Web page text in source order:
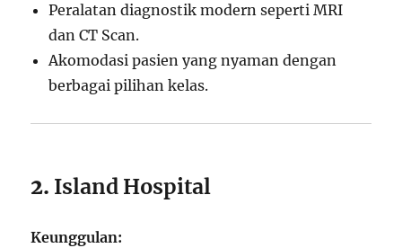
Peralatan diagnostik modern seperti MRI
dan CT Scan.
Akomodasi pasien yang nyaman dengan
berbagai pilihan kelas.
2. Island Hospital
Keunggulan: